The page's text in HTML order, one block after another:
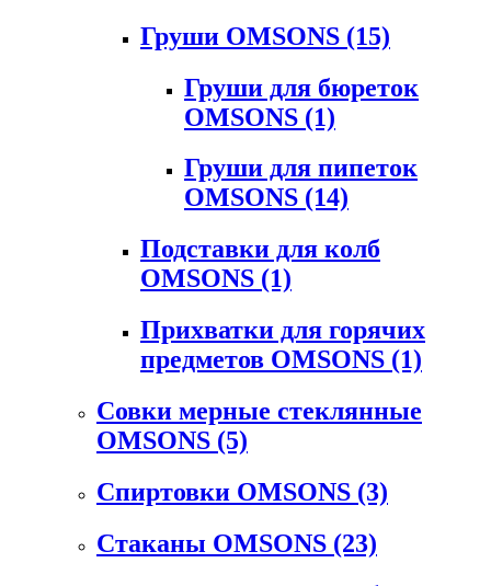
Груши OMSONS (15)
Груши для бюреток
OMSONS (1)
Груши для пипеток
OMSONS (14)
Подставки для колб
OMSONS (1)
Прихватки для горячих
предметов OMSONS (1)
Совки мерные стеклянные
OMSONS (5)
Спиртовки OMSONS (3)
Стаканы OMSONS (23)